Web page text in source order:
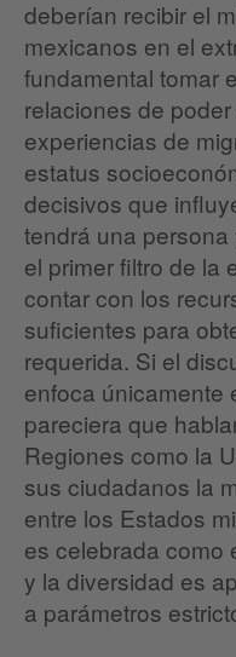
deberían recibir el
mexicanos en el
fundamental tomar
relaciones de
experiencias de
estatus
decisivos que
tendrá una
el primer filtro de la
contar con los
suficientes para
requerida. Si el
enfoca únicamente
pareciera que
Regiones como la
sus ciudadanos la
entre los Estados
es celebrada como
y la diversidad es
a parámetros